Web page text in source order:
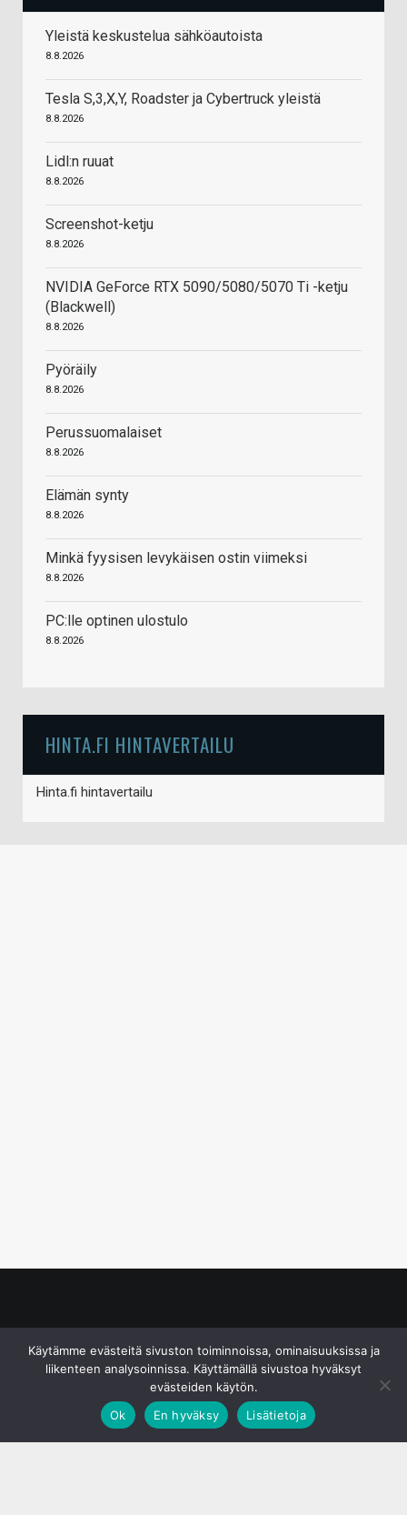
Yleistä keskustelua sähköautoista
8.8.2026
Tesla S,3,X,Y, Roadster ja Cybertruck yleistä
8.8.2026
Lidl:n ruuat
8.8.2026
Screenshot-ketju
8.8.2026
NVIDIA GeForce RTX 5090/5080/5070 Ti -ketju
(Blackwell)
8.8.2026
Pyöräily
8.8.2026
Perussuomalaiset
8.8.2026
Elämän synty
8.8.2026
Minkä fyysisen levykäisen ostin viimeksi
8.8.2026
PC:lle optinen ulostulo
8.8.2026
HINTA.FI HINTAVERTAILU
Hinta.fi hintavertailu
Käytämme evästeitä sivuston toiminnoissa, ominaisuuksissa ja
liikenteen analysoinnissa. Käyttämällä sivustoa hyväksyt
evästeiden käytön.
Ok
En hyväksy Lisätietoja